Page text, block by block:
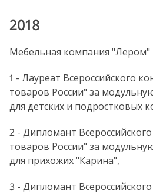
2018
Мебельная компания "Лером"
1 - Лауреат Всероссийского
товаров России" за
для детских и подростковых
2 - Дипломант
товаров России" за
для прихожих "Карина",
3 - Дипломант